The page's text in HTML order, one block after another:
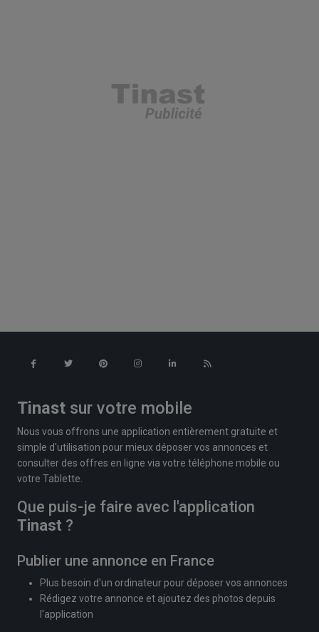
Tinast sur votre mobile
Nous vous offrons une application entièrement gratuite et
simple d'utilisation pour mieux déposer vos annonces et
consulter des offres en ligne via votre téléphone mobile ou
votre Tablette.
Que puis-je faire avec l'application
Tinast ?
Publier une annonce en France
Plus besoin d'un ordinateur pour déposer vos annonces
Rédigez votre annonce et ajoutez des photos depuis
l'application